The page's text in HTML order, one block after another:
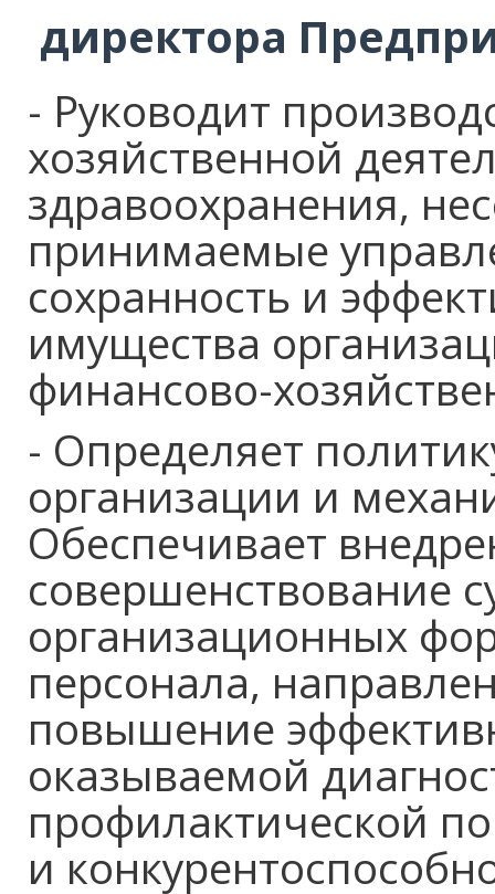
директора
- Руководит
хозяйственной
здравоохранения,
принимаемые
сохранность и
имущества
финансово-
- Определяет
организации и
Обеспечивает
совершенствование
организационных
персонала,
повышение
оказываемой
профилактической
и